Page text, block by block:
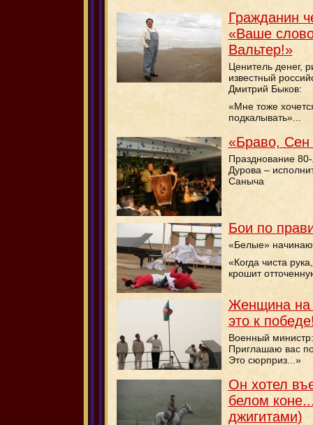
Гражданин
«Ваше
Вальтер!»
Ценитель денег,
известный
Дмитрий Быков:
«Мне тоже
подкалывать»...
«Браво, Сен
Празднование
Дурова –
Саныча
Бои по
«Белые»
«Когда чиста
крошит
Женщина на
это к
Военный
Приглашаю вас
Это сюрприз...»
Он хотел
белом
джигитами)